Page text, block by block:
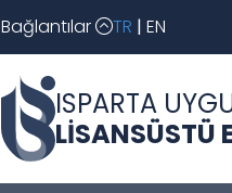
Bağlantılar TR | EN
ISPARTA
LİSANSÜSTÜ